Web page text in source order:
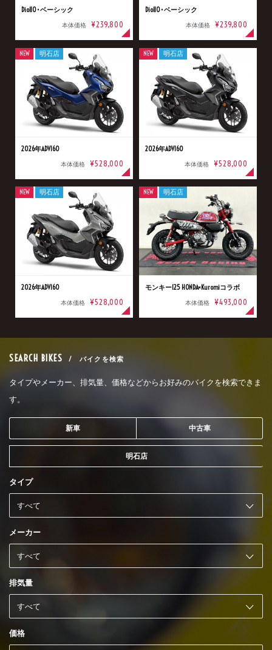
Dio110･ベーシック
本体価格 ¥239,800
Dio110･ベーシック
本体価格 ¥239,800
2026年ADV160
本体価格 ¥528,000
NEW 明石店
2026年ADV160
本体価格 ¥528,000
NEW 明石店
2026年ADV160
本体価格 ¥528,000
NEW 明石店
モンキー125 HONDA×Kuromiコラボ
本体価格 ¥493,000
NEW 明石店
SEARCH BIKES / バイクを検索
タイプやメーカー、排気量、価格などからお好みのバイクを検索できま
す。
新車 中古車
明石店
タイプ
メーカー
排気量
価格